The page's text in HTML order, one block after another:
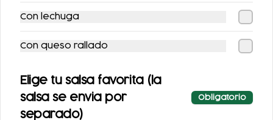
rellenas con pollo
-11%
Con lechuga
Con queso rallado
Elige tu salsa favorita (la
salsa se envia por
separado)
Obligatorio